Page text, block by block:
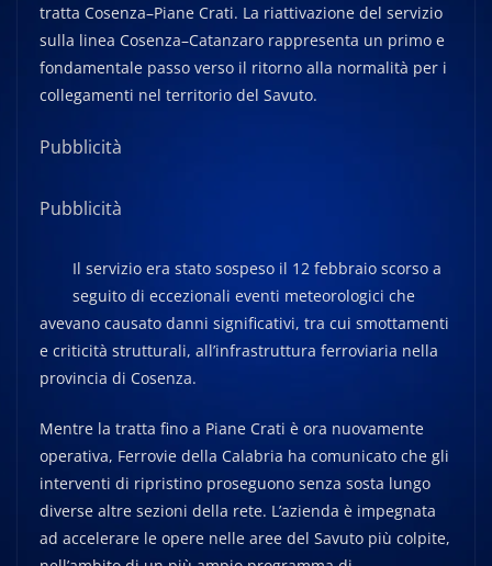
tratta Cosenza–Piane Crati. La riattivazione del servizio
sulla linea Cosenza–Catanzaro rappresenta un primo e
fondamentale passo verso il ritorno alla normalità per i
collegamenti nel territorio del Savuto.
Pubblicità
Pubblicità
Il servizio era stato sospeso il 12 febbraio scorso a
seguito di eccezionali eventi meteorologici che
avevano causato danni significativi, tra cui smottamenti
e criticità strutturali, all’infrastruttura ferroviaria nella
provincia di Cosenza.
Mentre la tratta fino a Piane Crati è ora nuovamente
operativa, Ferrovie della Calabria ha comunicato che gli
interventi di ripristino proseguono senza sosta lungo
diverse altre sezioni della rete. L’azienda è impegnata
ad accelerare le opere nelle aree del Savuto più colpite,